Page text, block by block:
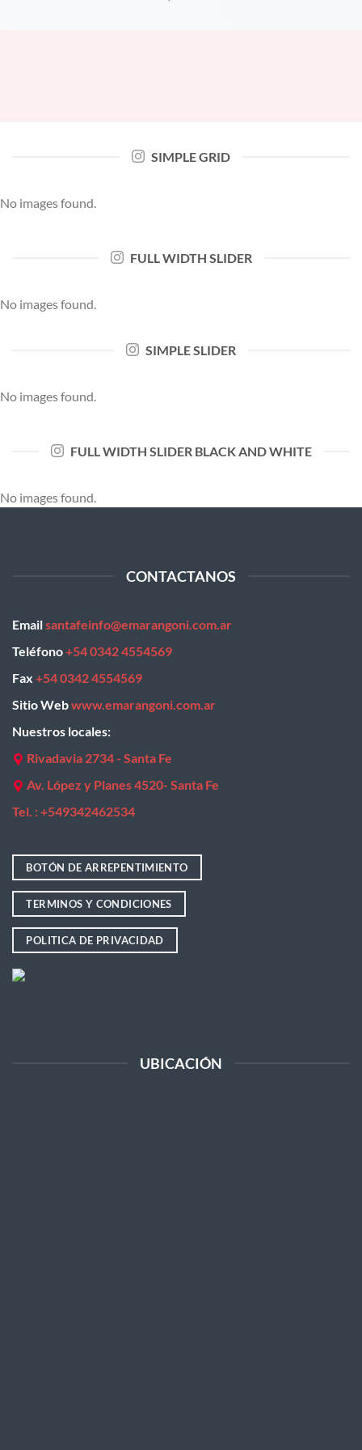
SIMPLE GRID
No images found.
FULL WIDTH SLIDER
No images found.
SIMPLE SLIDER
No images found.
FULL WIDTH SLIDER BLACK AND WHITE
No images found.
CONTACTANOS
Emailsantafeinfo@emarangoni.com.ar
Teléfono+54 0342 4554569
Fax +54 0342 4554569
Sitio Webwww.emarangoni.com.ar
Nuestros locales:
Rivadavia 2734 - Santa Fe
Av. López y Planes 4520- Santa Fe
Tel. : +549342462534
BOTÓN DE ARREPENTIMIENTO
TERMINOS Y CONDICIONES
POLITICA DE PRIVACIDAD
UBICACIÓN